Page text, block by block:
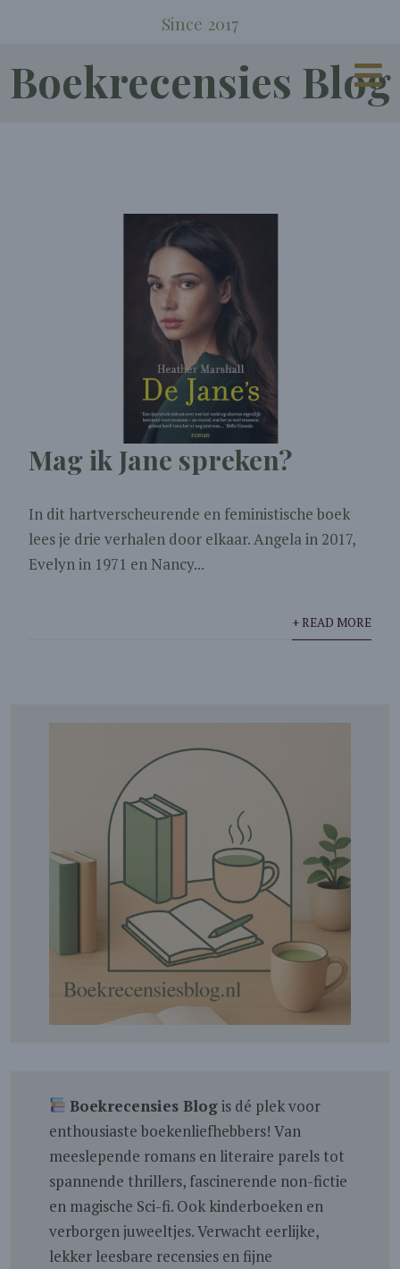
Since 2017
Boekrecensies Blog
Mag ik Jane spreken?
In dit hartverscheurende en feministische boek
lees je drie verhalen door elkaar. Angela in 2017,
Evelyn in 1971 en Nancy...
+ READ MORE
Boekrecensies Blogis dé plek voor
enthousiaste boekenliefhebbers! Van
meeslepende romans en literaire parels tot
spannende thrillers, fascinerende non-fictie
en magische Sci-fi. Ook kinderboeken en
verborgen juweeltjes. Verwacht eerlijke,
lekker leesbare recensies en fijne